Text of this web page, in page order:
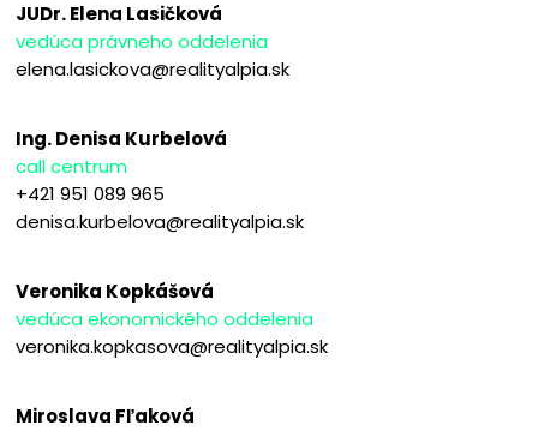
JUDr. Elena Lasičková
vedúca právneho oddelenia
elena.lasickova@realityalpia.sk
Ing. Denisa Kurbelová
call centrum
+421 951 089 965
denisa.kurbelova@realityalpia.sk
Veronika Kopkášová
vedúca ekonomického oddelenia
veronika.kopkasova@realityalpia.sk
Miroslava Fľaková